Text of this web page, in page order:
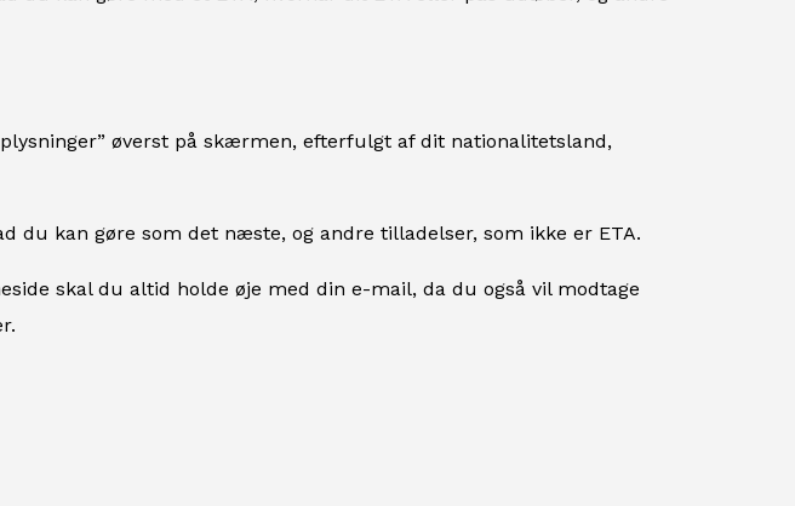
øverst på skærmen, efterfulgt af dit nationalitetsland,
du kan gøre som det næste, og andre tilladelser, som ikke er ETA.
skal du altid holde øje med din e-mail, da du også vil modtage